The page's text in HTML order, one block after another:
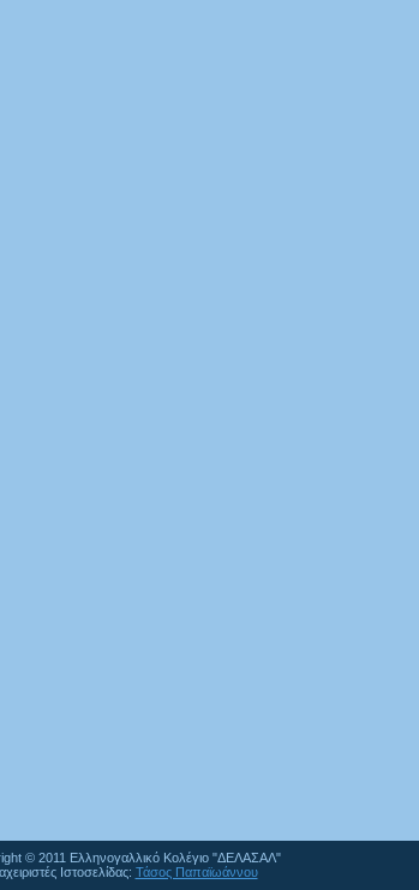
© 2011 Ελληνογαλλικό Κολέγιο "ΔΕΛΑΣΑΛ"
Ιστοσελίδας: Τάσος Παπαϊωάννου